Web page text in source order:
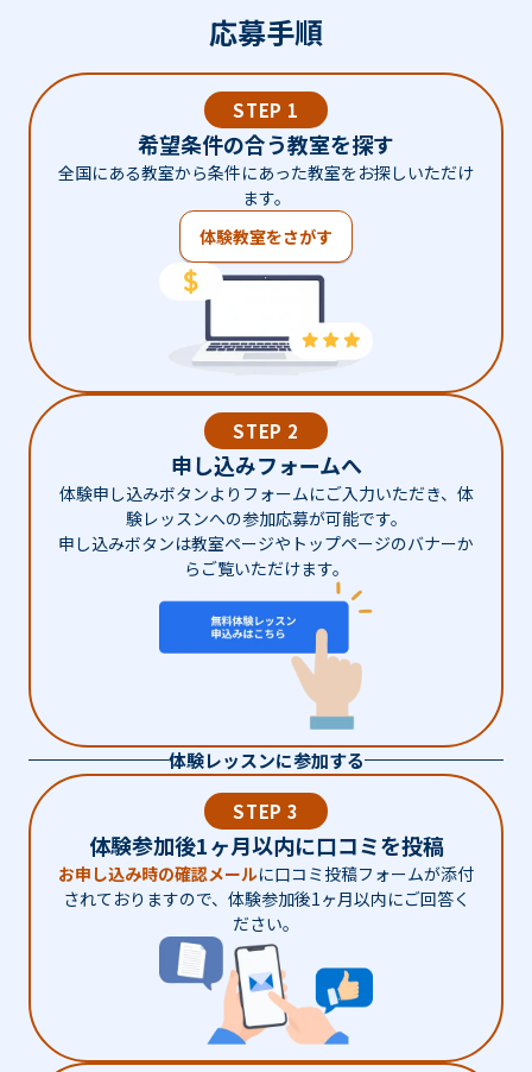
応募手順
STEP 1
希望条件の合う教室を探す
全国にある教室から条件にあった教室をお探しいただけ
ます。
体験教室をさがす
STEP 2
申し込みフォームへ
体験申し込みボタンよりフォームにご入力いただき、体
験レッスンへの参加応募が可能です。
申し込みボタンは教室ページやトップページのバナーか
らご覧いただけます。
体験レッスンに参加する
STEP 3
体験参加後1ヶ月以内に口コミを投稿
お申し込み時の確認メールに口コミ投稿フォームが添付
されておりますので、体験参加後1ヶ月以内にご回答く
ださい。